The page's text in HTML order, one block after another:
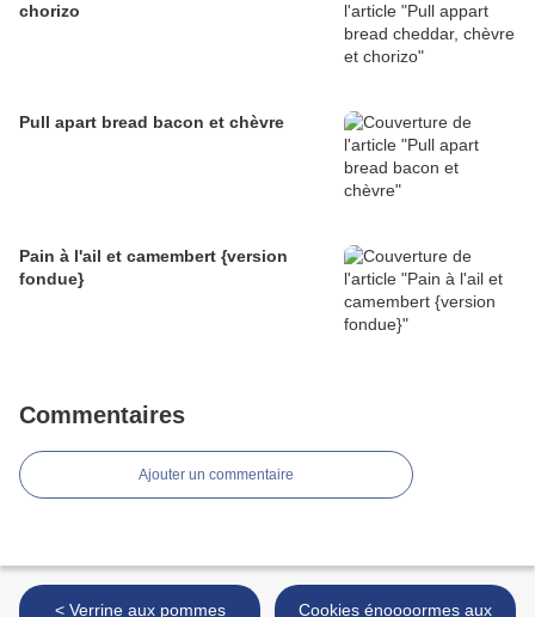
chorizo
Pull apart bread bacon et chèvre
Pain à l'ail et camembert {version
fondue}
Commentaires
Ajouter un commentaire
< Verrine aux pommes
Cookies énoooormes aux